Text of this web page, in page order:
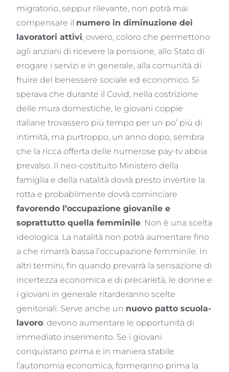
migratorio, seppur rilevante, non potrà mai
compensare il numero in diminuzione dei
lavoratori attivi, ovvero, coloro che permettono
agli anziani di ricevere la pensione, allo Stato di
erogare i servizi e in generale, alla comunità di
fruire del benessere sociale ed economico. Si
sperava che durante il Covid, nella costrizione
delle mura domestiche, le giovani coppie
italiane trovassero più tempo per un po’ più di
intimità, ma purtroppo, un anno dopo, sembra
che la ricca offerta delle numerose pay-tv abbia
prevalso. Il neo-costituito Ministero della
famiglia e della natalità dovrà presto invertire la
rotta e probabilmente dovrà cominciare
favorendo l’occupazione giovanile e
soprattutto quella femminile. Non è una scelta
ideologica. La natalità non potrà aumentare fino
a che rimarrà bassa l’occupazione femminile. In
altri termini, fin quando prevarrà la sensazione di
incertezza economica e di precarietà, le donne e
i giovani in generale ritarderanno scelte
genitoriali. Serve anche un nuovo patto scuola-
lavoro: devono aumentare le opportunità di
immediato inserimento. Se i giovani
conquistano prima e in maniera stabile
l’autonomia economica, formeranno prima la